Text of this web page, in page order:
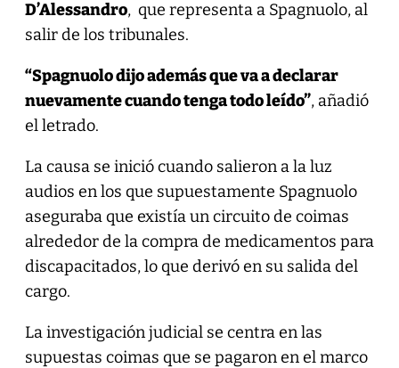
D’Alessandro, que representa a Spagnuolo, al
salir de los tribunales.
“Spagnuolo dijo además que va a declarar
nuevamente cuando tenga todo leído”, añadió
el letrado.
La causa se inició cuando salieron a la luz
audios en los que supuestamente Spagnuolo
aseguraba que existía un circuito de coimas
alrededor de la compra de medicamentos para
discapacitados, lo que derivó en su salida del
cargo.
La investigación judicial se centra en las
supuestas coimas que se pagaron en el marco